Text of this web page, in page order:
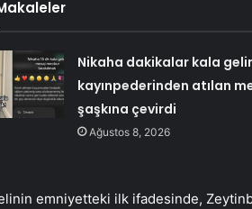
Nikaha dakikalar kala
kayınpederinden atılan
şaşkına çevirdi
Ağustos 8, 2026
emniyetteki ilk ifadesinde,